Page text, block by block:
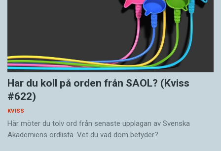
Har du koll på orden från SAOL? (Kviss
#622)
KVISS
Här möter du tolv ord från senaste upplagan av Svenska
Akademiens ordlista. Vet du vad dom betyder?